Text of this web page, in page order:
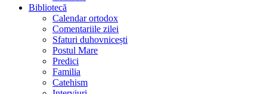
Bibliotecă
Calendar ortodox
Comentariile zilei
Sfaturi duhovnicești
Postul Mare
Predici
Familia
Catehism